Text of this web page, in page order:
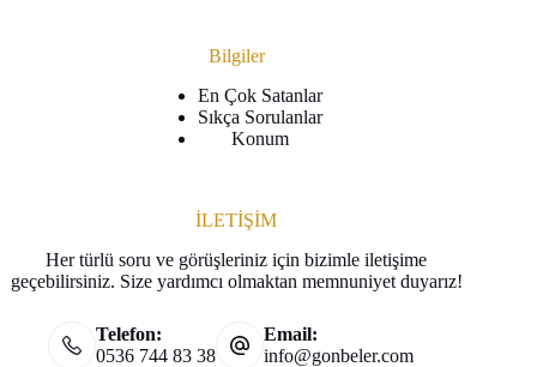
Bilgiler
En Çok Satanlar
Sıkça Sorulanlar
Konum
İLETİŞİM
Her türlü soru ve görüşleriniz için bizimle iletişime
geçebilirsiniz. Size yardımcı olmaktan memnuniyet duyarız!
Telefon:
0536 744 83 38
Email:
info@gonbeler.com